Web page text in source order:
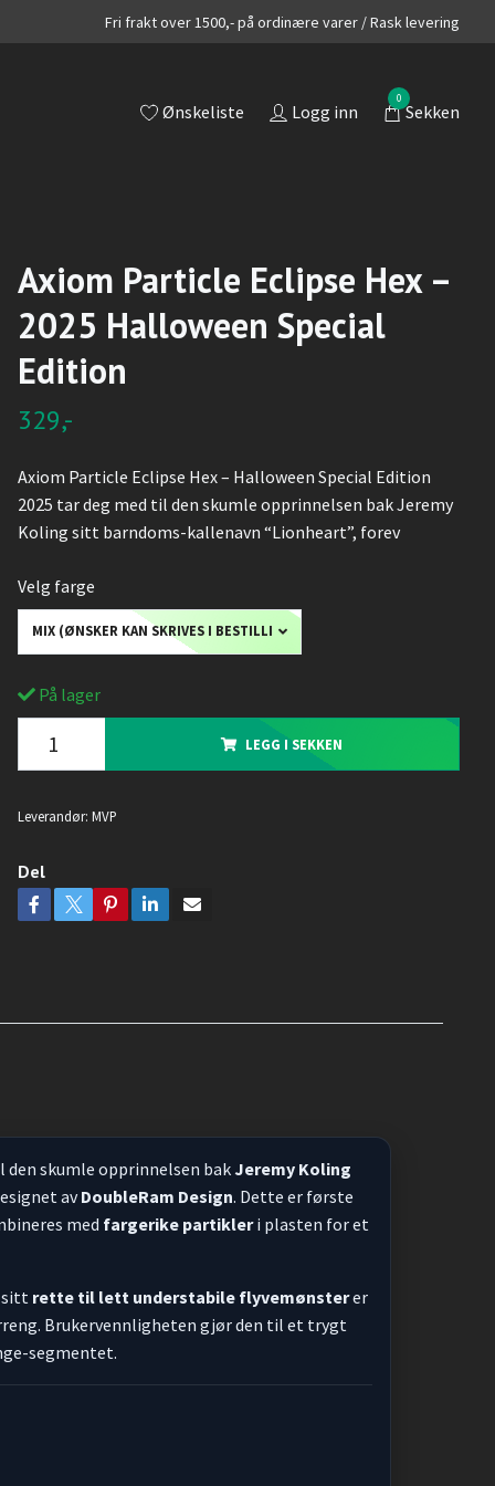
Fri frakt over 1500,- på ordinære varer / Rask levering
Ønskeliste Logg inn
0
Sekken
Axiom Particle Eclipse Hex –
2025 Halloween Special
Edition
329,-
Axiom Particle Eclipse Hex – Halloween Special Edition
2025 tar deg med til den skumle opprinnelsen bak Jeremy
Koling sitt barndoms-kallenavn “Lionheart”, forev
Velg farge
MIX (ØNSKER KAN SKRIVES I BESTILLINGEN)
På lager
LEGG I SEKKEN
Leverandør: MVP
Del
den skumle opprinnelsen bakJeremy Koling
avDoubleRam Design. Dette er første
med fargerike partikleri plasten for et
sitt rette til lett understabile flyvemønsterer
Brukervennligheten gjør den til et trygt
segmentet.